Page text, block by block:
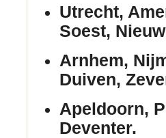
Utrecht,
Soest,
Arnhem,
Duiven,
Apeldoorn,
Deventer.